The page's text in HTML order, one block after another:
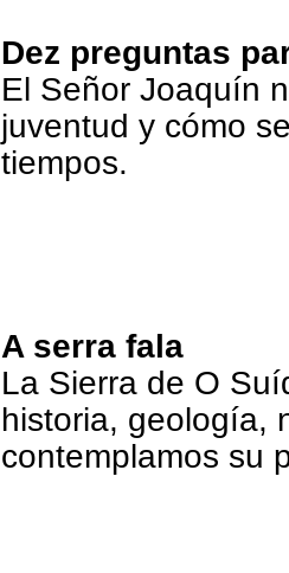
Dez preguntas
El Señor Joaquín
juventud y cómo
tiempos.
A serra fala
La Sierra de O
historia, geología,
contemplamos su